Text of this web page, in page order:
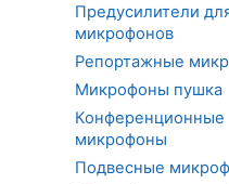
Предусилители
микрофонов
Репортажные
Микрофоны пушка
Конференционные
микрофоны
Подвесные